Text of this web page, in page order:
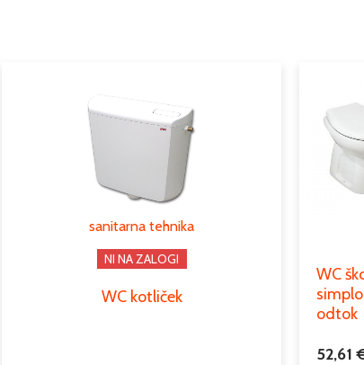
sanitarna tehnika
NI NA ZALOGI
WC kotliček
WC
odtok
52,61